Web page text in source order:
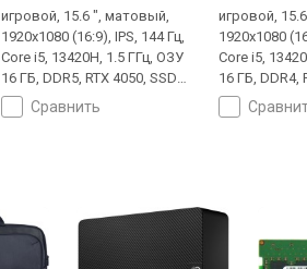
игровой, 15.6 ", матовый,
1920x1080 (16:9), IPS, 144 Гц,
Core i5, 13420H, 1.5 ГГц, ОЗУ
16 ГБ, DDR5, RTX 4050, SSD
M.2 NVMe, 512 ГБ, без ОС,
USB-A 5Gbps, USB-C 5Gbps,
сравнить
игровой,
1920x1080
Core i5,
16 ГБ, DDR4,
M.2 NVMe,
Home, USB-